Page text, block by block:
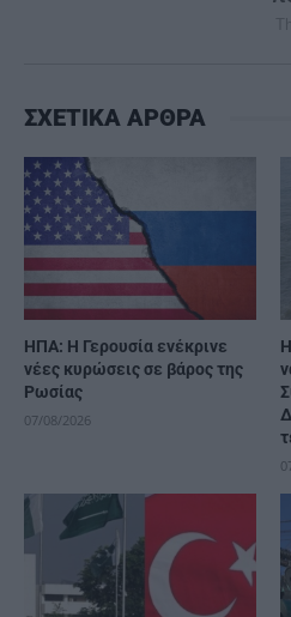
ΣΧΕΤΙΚΑ ΑΡΘΡΑ
ΗΠΑ: Η Γερουσία ενέκρινε
νέες κυρώσεις σε βάρος της
Ρωσίας
07/08/2026